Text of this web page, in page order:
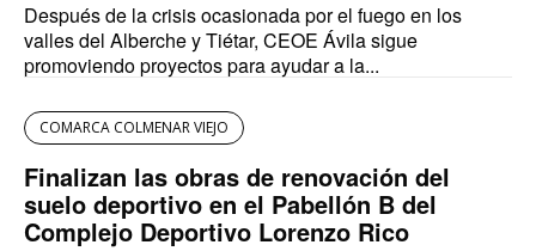
Después de la crisis ocasionada por el fuego en los
valles del Alberche y Tiétar, CEOE Ávila sigue
promoviendo proyectos para ayudar a la...
COMARCA COLMENAR VIEJO
Finalizan las obras de renovación del
suelo deportivo en el Pabellón B del
Complejo Deportivo Lorenzo Rico